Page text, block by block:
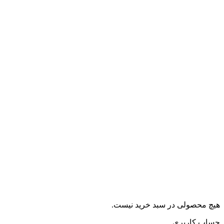
هیچ محصولی در سبد خرید نیست.
حساب کاربری